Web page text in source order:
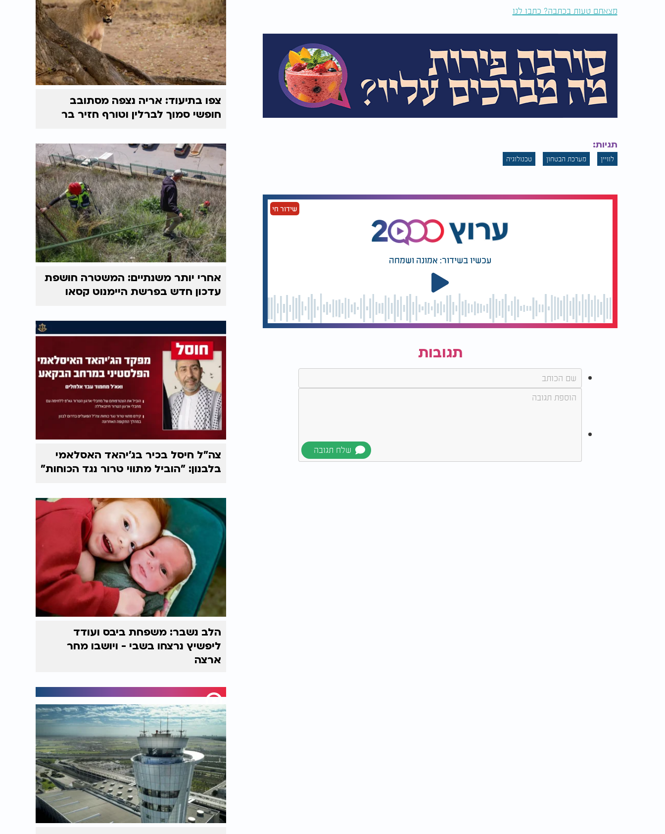
מצאתם טעות בכתבה? כתבו לנו
תגיות:
לוויין מערכת הבטחון טכנולוגיה
שידור חי
עכשיו בשידור: אמונה ושמחה
תגובות
צפו בתיעוד: אריה נצפה מסתובב
חופשי סמוך לברלין וטורף חזיר בר
אחרי יותר משנתיים: המשטרה חושפת
עדכון חדש בפרשת היימנוט קסאו
צה"ל חיסל בכיר בג'יהאד האסלאמי
בלבנון: "הוביל מתווי טרור נגד הכוחות"
הלב נשבר: משפחת ביבס ועודד
ליפשיץ נרצחו בשבי - ויושבו מחר
ארצה